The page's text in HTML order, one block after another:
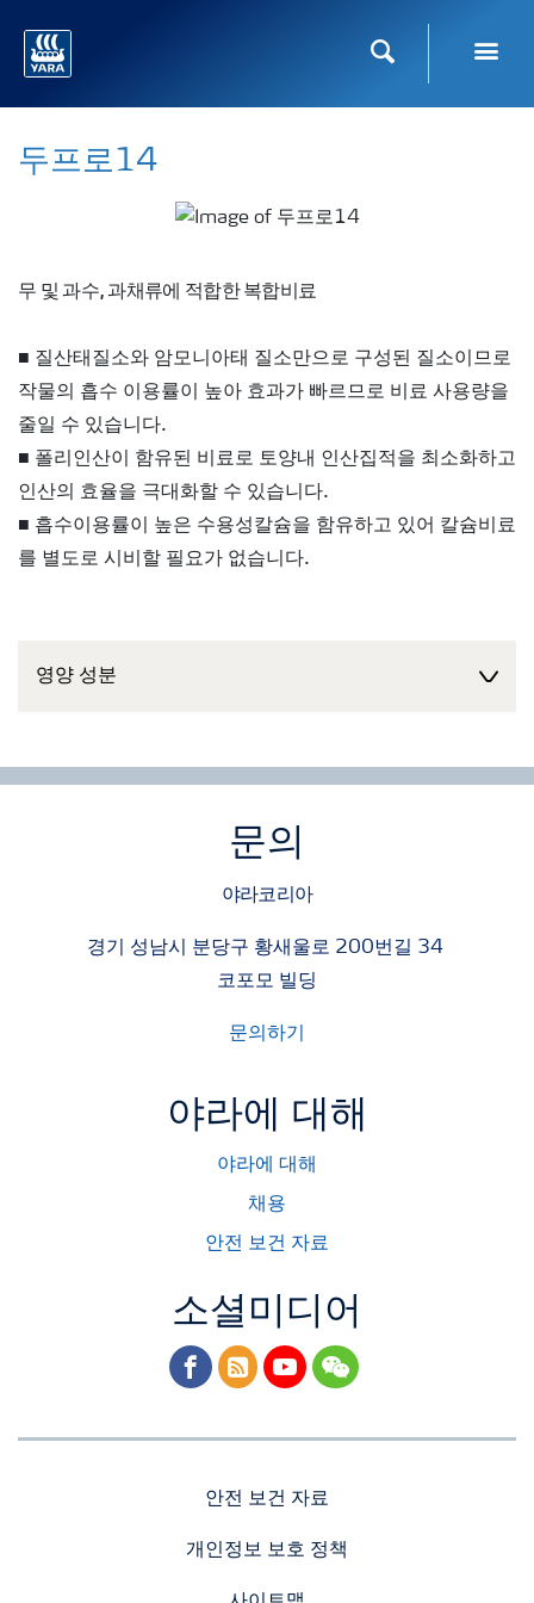
검색
두프로14
무 및 과수, 과채류에 적합한 복합비료
■ 질산태질소와 암모니아태 질소만으로 구성된 질소이므로
작물의 흡수 이용률이 높아 효과가 빠르므로 비료 사용량을
줄일 수 있습니다.
■ 폴리인산이 함유된 비료로 토양내 인산집적을 최소화하고
인산의 효율을 극대화할 수 있습니다.
■ 흡수이용률이 높은 수용성칼슘을 함유하고 있어 칼슘비료
를 별도로 시비할 필요가 없습니다.
영양 성분
문의
야라코리아
경기 성남시 분당구 황새울로 200번길 34
코포모 빌딩
문의하기
야라에 대해
야라에 대해
채용
안전 보건 자료
소셜미디어
facebook
rss youtubewechat
안전 보건 자료
개인정보 보호 정책